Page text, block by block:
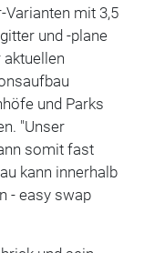
mit 3,5
und -plane
aktuellen
und Parks
"Unser
somit fast
kann innerhalb
- easy swap